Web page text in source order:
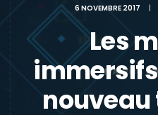
6 NOVEMBRE 2017 |
Les